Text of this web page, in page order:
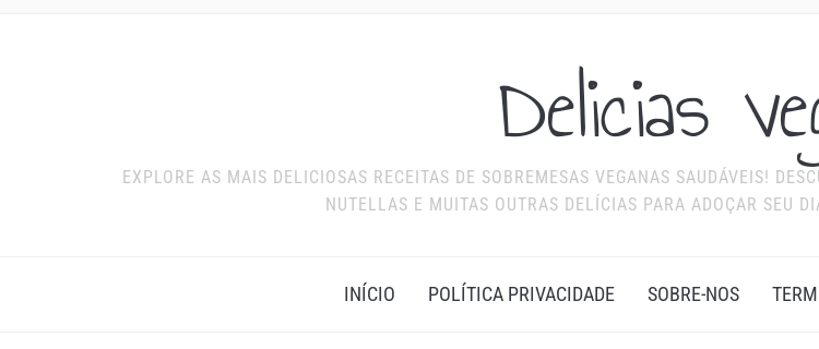
Delicias
EXPLORE AS MAIS DELICIOSAS RECEITAS DE SOBREMESAS VEGANAS SAUDÁVEIS!
NUTELLAS E MUITAS OUTRAS DELÍCIAS PARA ADOÇAR SEU
INÍCIO POLÍTICA PRIVACIDADE SOBRE-NOS